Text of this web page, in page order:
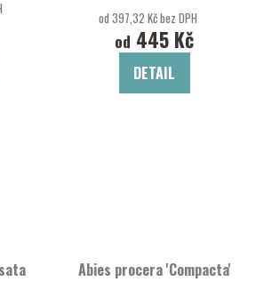
od 397,32 Kč bez DPH
od 445 Kč
DETAIL
Abies procera 'Compacta'